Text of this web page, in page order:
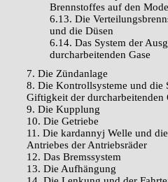
Brennstoffes auf den
6.13. Die
und die Düsen
6.14. Das System der
durcharbeitenden Gase
7. Die Zündanlage
8. Die Kontrollsysteme und die
Giftigkeit der durcharbeitenden
9. Die Kupplung
10. Die Getriebe
11. Die kardannyj Welle und
Antriebes der Antriebsräder
12. Das Bremssystem
13. Die Aufhängung